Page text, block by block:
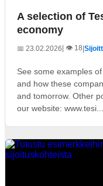
A selection of
economy
📅 23.02.2026| 👁️ 18
See some examples
and how these
and tomorrow. Other
our website: www.tesi....